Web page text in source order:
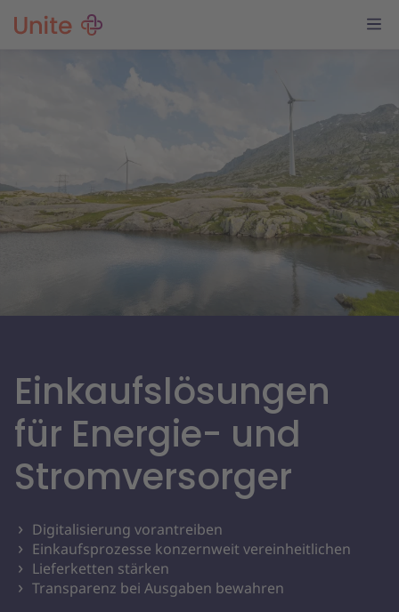
Einkaufslösungen
für Energie- und
Stromversorger
Digitalisierung vorantreiben
Einkaufsprozesse konzernweit vereinheitlichen
Lieferketten stärken
Transparenz bei Ausgaben bewahren